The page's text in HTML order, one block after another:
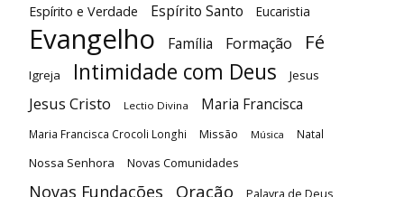
Espírito e Verdade Espírito Santo Eucaristia
Evangelho Família Formação Fé
Igreja Intimidade com Deus Jesus
Jesus Cristo Lectio Divina Maria Francisca
Maria Francisca Crocoli Longhi Missão Música Natal
Nossa Senhora Novas Comunidades
Novas Fundações Oração Palavra de Deus